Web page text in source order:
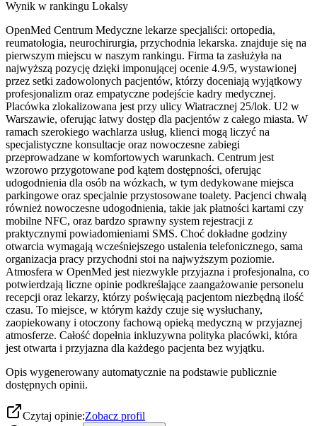
Wynik w rankingu Lokalsy
OpenMed Centrum Medyczne lekarze specjaliści: ortopedia,
reumatologia, neurochirurgia, przychodnia lekarska. znajduje się na
pierwszym miejscu w naszym rankingu. Firma ta zasłużyła na
najwyższą pozycję dzięki imponującej ocenie 4.9/5, wystawionej
przez setki zadowolonych pacjentów, którzy doceniają wyjątkowy
profesjonalizm oraz empatyczne podejście kadry medycznej.
Placówka zlokalizowana jest przy ulicy Wiatracznej 25/lok. U2 w
Warszawie, oferując łatwy dostęp dla pacjentów z całego miasta. W
ramach szerokiego wachlarza usług, klienci mogą liczyć na
specjalistyczne konsultacje oraz nowoczesne zabiegi
przeprowadzane w komfortowych warunkach. Centrum jest
wzorowo przygotowane pod kątem dostępności, oferując
udogodnienia dla osób na wózkach, w tym dedykowane miejsca
parkingowe oraz specjalnie przystosowane toalety. Pacjenci chwalą
również nowoczesne udogodnienia, takie jak płatności kartami czy
mobilne NFC, oraz bardzo sprawny system rejestracji z
praktycznymi powiadomieniami SMS. Choć dokładne godziny
otwarcia wymagają wcześniejszego ustalenia telefonicznego, sama
organizacja pracy przychodni stoi na najwyższym poziomie.
Atmosfera w OpenMed jest niezwykle przyjazna i profesjonalna, co
potwierdzają liczne opinie podkreślające zaangażowanie personelu
recepcji oraz lekarzy, którzy poświęcają pacjentom niezbędną ilość
czasu. To miejsce, w którym każdy czuje się wysłuchany,
zaopiekowany i otoczony fachową opieką medyczną w przyjaznej
atmosferze. Całość dopełnia inkluzywna polityka placówki, która
jest otwarta i przyjazna dla każdego pacjenta bez wyjątku.
Opis wygenerowany automatycznie na podstawie publicznie
dostępnych opinii.
Czytaj opinie:Zobacz profil